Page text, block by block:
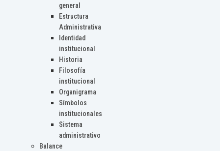
general
Estructura
Administrativa
Identidad
institucional
Historia
Filosofía
institucional
Organigrama
Símbolos
institucionales
Sistema
administrativo
Balance